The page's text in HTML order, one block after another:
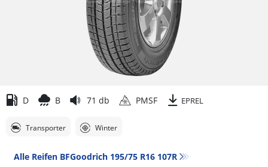
D B 71 db PMSF EPREL
Transporter Winter
Alle Reifen BFGoodrich 195/75 R16 107R